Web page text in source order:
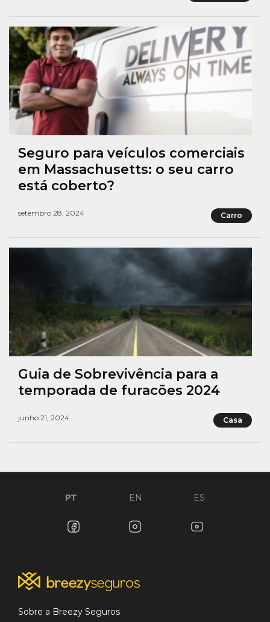
Seguro para veículos comerciais
em Massachusetts: o seu carro
está coberto?
setembro 28, 2024 Carro
Guia de Sobrevivência para a
temporada de furacões 2024
junho 21, 2024 Casa
PT EN ES
Sobre a Breezy Seguros